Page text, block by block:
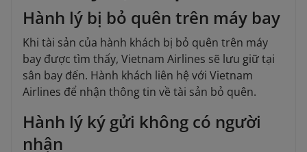
Hành lý bị bỏ quên trên máy bay
Khi tài sản của hành khách bị bỏ quên trên máy
bay được tìm thấy, Vietnam Airlines sẽ lưu giữ tại
sân bay đến. Hành khách liên hệ với Vietnam
Airlines để nhận thông tin về tài sản bỏ quên.
Hành lý ký gửi không có người
nhận